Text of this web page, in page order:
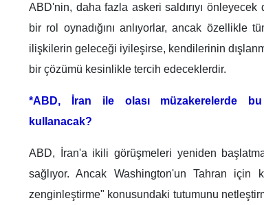
ABD'nin, daha fazla askeri saldırıyı
bir rol oynadığını anlıyorlar, ancak özellikle
ilişkilerin geleceği iyileşirse, kendilerinin
bir çözümü kesinlikle tercih edeceklerdir.
*ABD, İran ile olası müzakerelerde
kullanacak?
ABD, İran'a ikili görüşmeleri yeniden
sağlıyor. Ancak Washington'un Tahran için
zenginleştirme" konusundaki tutumunu